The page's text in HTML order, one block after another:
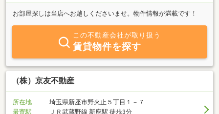
お部屋探しは当店へお越しくださいませ。物件情報が満載です！
この不動産会社が取り扱う
賃貸物件を探す
（株）京友不動産
所在地
埼玉県新座市野火止５丁目１－７
最寄駅
ＪＲ武蔵野線 新座駅 徒歩3分